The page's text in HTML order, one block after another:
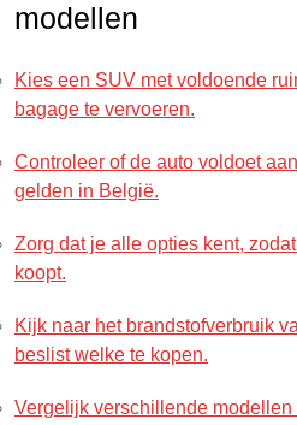
modellen
Kies een SUV met voldoende
bagage te vervoeren.
Controleer of de auto voldoet
gelden in België.
Zorg dat je alle opties kent,
koopt.
Kijk naar het brandstofverbruik
beslist welke te kopen.
Vergelijk verschillende modellen